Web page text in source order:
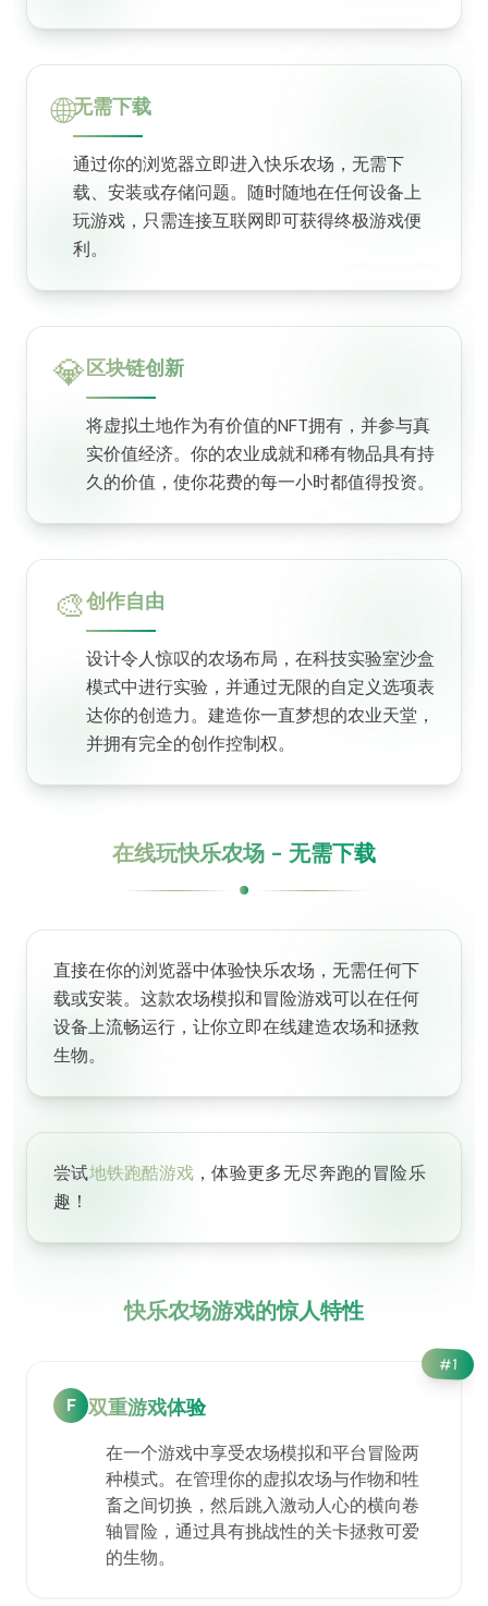
🌐无需下载
通过你的浏览器立即进入快乐农场，无需下
载、安装或存储问题。随时随地在任何设备上
玩游戏，只需连接互联网即可获得终极游戏便
利。
💎 区块链创新
将虚拟土地作为有价值的NFT拥有，并参与真
实价值经济。你的农业成就和稀有物品具有持
久的价值，使你花费的每一小时都值得投资。
🎨创作自由
设计令人惊叹的农场布局，在科技实验室沙盒
模式中进行实验，并通过无限的自定义选项表
达你的创造力。建造你一直梦想的农业天堂，
并拥有完全的创作控制权。
在线玩快乐农场 - 无需下载
直接在你的浏览器中体验快乐农场，无需任何下
载或安装。这款农场模拟和冒险游戏可以在任何
设备上流畅运行，让你立即在线建造农场和拯救
生物。
尝试地铁跑酷游戏 ，体验更多无尽奔跑的冒险乐
趣！
快乐农场游戏的惊人特性
#1
F 双重游戏体验
在一个游戏中享受农场模拟和平台冒险两
种模式。在管理你的虚拟农场与作物和牲
畜之间切换，然后跳入激动人心的横向卷
轴冒险，通过具有挑战性的关卡拯救可爱
的生物。